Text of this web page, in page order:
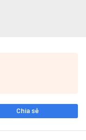
Chia sẻ